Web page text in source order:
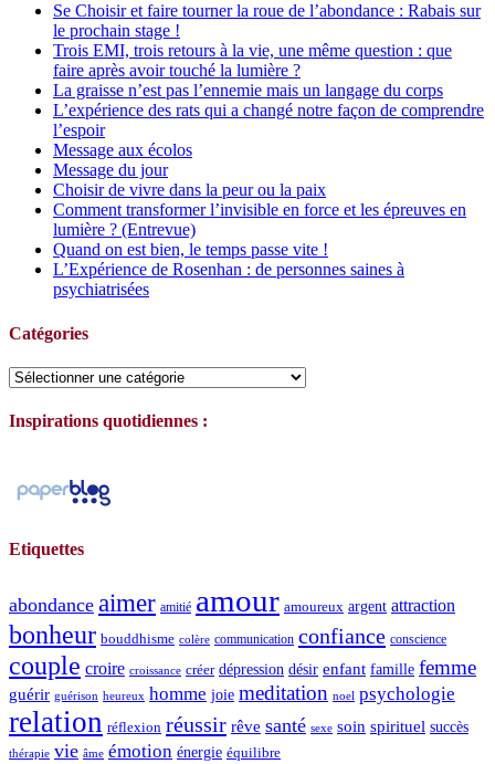
Se Choisir et faire tourner la roue de l’abondance : Rabais sur
le prochain stage !
Trois EMI, trois retours à la vie, une même question : que
faire après avoir touché la lumière ?
La graisse n’est pas l’ennemie mais un langage du corps
L’expérience des rats qui a changé notre façon de comprendre
l’espoir
Message aux écolos
Message du jour
Choisir de vivre dans la peur ou la paix
Comment transformer l’invisible en force et les épreuves en
lumière ? (Entrevue)
Quand on est bien, le temps passe vite !
L’Expérience de Rosenhan : de personnes saines à
psychiatrisées
Catégories
Catégories
Inspirations quotidiennes :
Etiquettes
abondance aimer amitié amour amoureux argent attraction
bonheur bouddhisme colère communication confiance conscience
couple croire croissance créer dépression désir enfant famille femme
guérir guérison heureux homme joie meditation noel psychologie
relation réflexion réussir rêve santé sexe soin spirituel succès
thérapie vie âme émotion énergie équilibre